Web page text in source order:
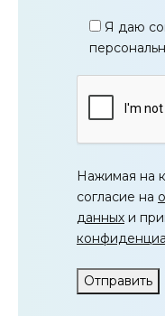
Я даю
Нажимая на
согласие на
данных и
Отправить